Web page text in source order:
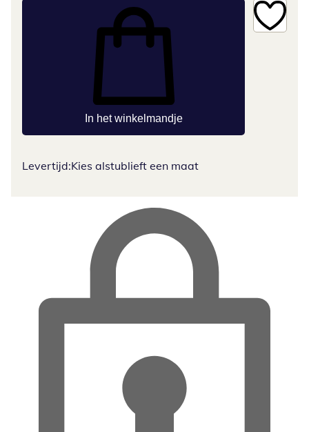
In het winkelmandje
Levertijd:Kies alstublieft een maat